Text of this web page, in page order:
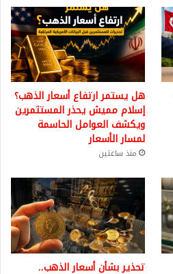
هل يستمر ارتفاع أسعار الذهب؟
إسلام مميش يحذر المستثمرين
ويكشف العوامل الحاسمة
لمسار الأسعار
منذ ساعتين
تحذير بشأن أسعار الذهب..